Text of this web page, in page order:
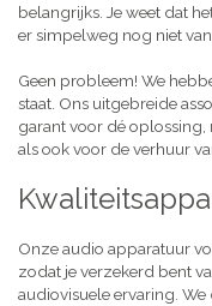
belangrijks. Je weet dat
er simpelweg nog niet van
Geen probleem! We
staat. Ons uitgebreide
garant voor dé
als ook voor de verhuur
Onze audio apparatuur
zodat je verzekerd bent
audiovisuele ervaring.